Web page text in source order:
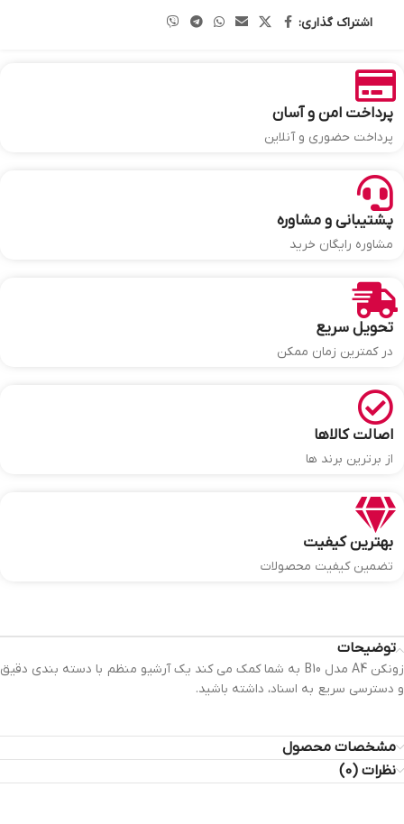
اشتراک گذاری:
پرداخت امن و آسان
پرداخت حضوری و آنلاین
پشتیبانی و مشاوره
مشاوره رایگان خرید
تحویل سریع
در کمترین زمان ممکن
اصالت کالاها
از برترین برند ها
بهترین کیفیت
تضمین کیفیت محصولات
توضیحات
زونکن A4 مدل B10 به شما کمک می کند یک آرشیو منظم با دسته بندی دقیق
و دسترسی سریع به اسناد، داشته باشید.
مشخصات محصول
نظرات (0)